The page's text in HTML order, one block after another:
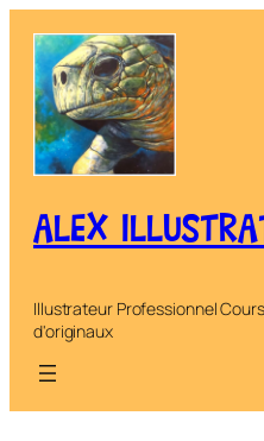
contenu
ALEX
Illustrateur Professionnel
d'originaux